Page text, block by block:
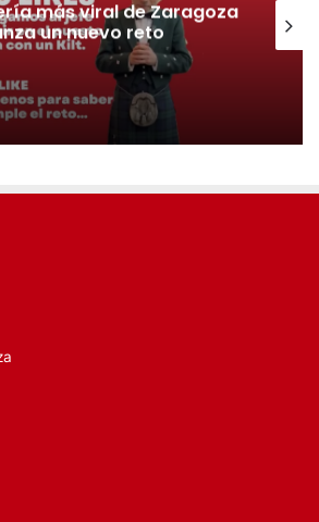
más viral de Zaragoza
un nuevo reto